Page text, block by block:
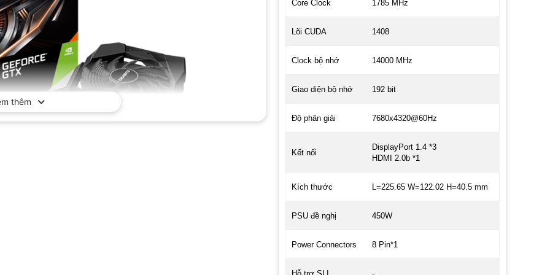
thêm
Core Clock 1‎785 MHz
Lõi CUDA 1‎408
Clock bộ nhớ 1‎4000 MHz
Giao diện bộ nhớ 1‎92 bit
Độ phân giải 7‎680x4320@60Hz
Kết nối
DisplayPort 1.4 *3
HDMI 2.0b *1
Kích thước L=225.65 W=122.02 H=40.5 mm
PSU đề nghị 4‎50W
Power Connectors 8‎ Pin*1